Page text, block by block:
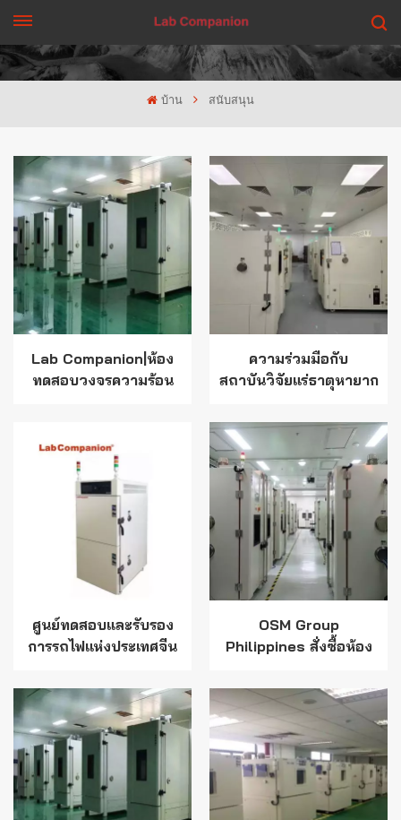
บ้าน สนับสนุน
Lab Companion|ห้อง
ทดสอบวงจรความร้อน
Rapid-Rate
ความร่วมมือกับ
สถาบันวิจัยแร่ธาตุหายาก
จีน
ศูนย์ทดสอบและรับรอง
การรถไฟแห่งประเทศจีน
ความชื้นสลับอุณหภูมิสูง
และต่ำที่คัดเลือกของ Lab
Companion
OSM Group
Philippines สั่งซื้อห้อง
ความชื้นใหม่จาก Lab
Companion